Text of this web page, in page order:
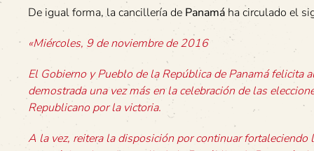
De igual forma, la cancillería de Panamá ha circulado el
«Miércoles, 9 de noviembre de 2016
El Gobierno y Pueblo de la República de Panamá felicita
demostrada una vez más en la celebración de las
Republicano por la victoria.
A la vez, reitera la disposición por continuar